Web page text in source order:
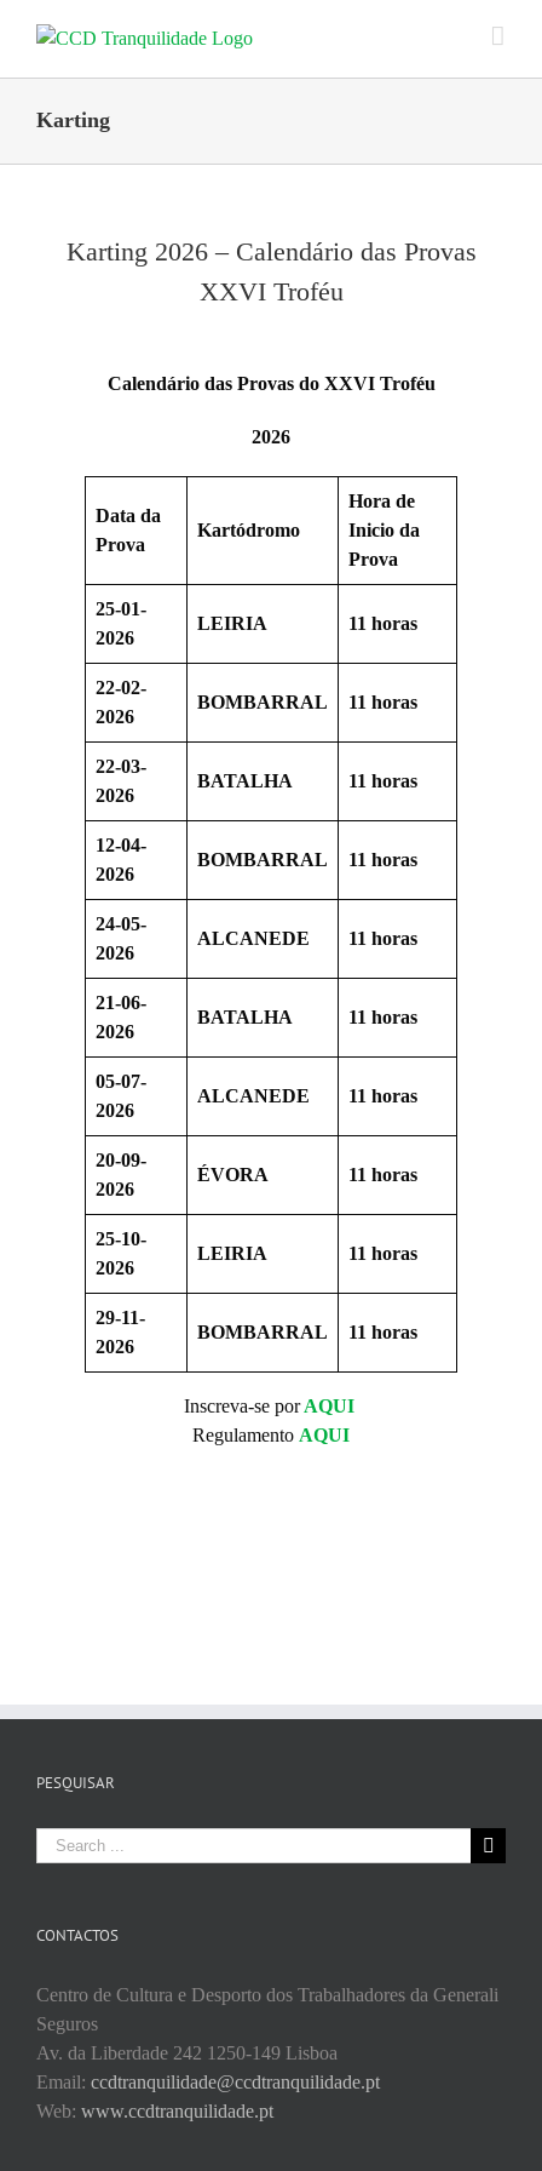
Karting
Karting 2026 – Calendário das Provas
XXVI Troféu
Calendário das Provas do XXVI Troféu
2026
Data da
Prova
Kartódromo
Hora de
Inicio da
Prova
25-01-
2026
LEIRIA 11 horas
22-02-
2026
BOMBARRAL 11 horas
22-03-
2026
BATALHA 11 horas
12-04-
2026
BOMBARRAL 11 horas
24-05-
2026
ALCANEDE 11 horas
21-06-
2026
BATALHA 11 horas
05-07-
2026
ALCANEDE 11 horas
20-09-
2026
ÉVORA 11 horas
25-10-
2026
LEIRIA 11 horas
29-11-
2026
BOMBARRAL 11 horas
Inscreva-se porAQUI
Regulamento AQUI
PESQUISAR
Search
for:
CONTACTOS
Centro de Cultura e Desporto dos Trabalhadores da Generali
Seguros
Av. da Liberdade 242 1250-149 Lisboa
Email: ccdtranquilidade@ccdtranquilidade.pt
Web: www.ccdtranquilidade.pt